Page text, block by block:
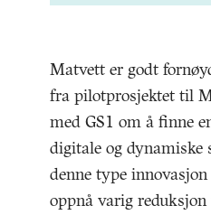
Matvett er godt
fra pilotprosjektet til
med GS1 om å finne
digitale og dynamiske
denne type
oppnå varig